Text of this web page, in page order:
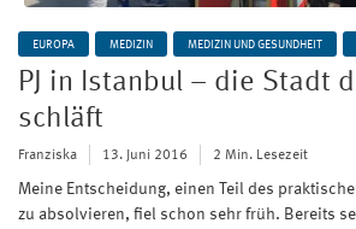
EUROPA MEDIZIN MEDIZIN UND GESUNDHEIT
PJ in Istanbul – die Stadt
schläft
Franziska 13. Juni 2016 2 Min. Lesezeit
Meine Entscheidung, einen Teil des
zu absolvieren, fiel schon sehr früh. Bereits